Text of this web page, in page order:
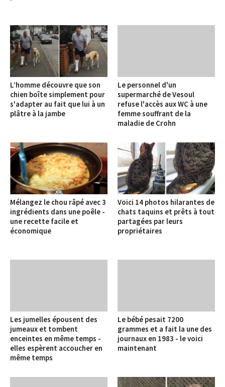
L’homme découvre que son
chien boîte simplement pour
s'adapter au fait que lui à un
plâtre à la jambe
Le personnel d'un
supermarché de Vesoul
refuse l'accès aux WC à une
femme souffrant de la
maladie de Crohn
Mélangez le chou râpé avec 3
ingrédients dans une poêle -
une recette facile et
économique
Voici 14 photos hilarantes de
chats taquins et prêts à tout
partagées par leurs
propriétaires
Les jumelles épousent des
jumeaux et tombent
enceintes en même temps -
elles espèrent accoucher en
même temps
Le bébé pesait 7200
grammes et a fait la une des
journaux en 1983 - le voici
maintenant